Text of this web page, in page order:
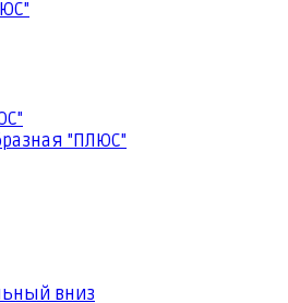
"ПЛЮС"
вниз